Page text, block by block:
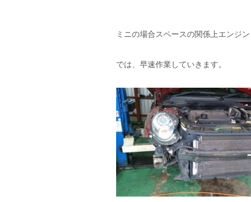
ミニの場合スペースの関係上エンジ
では、早速作業していきます。